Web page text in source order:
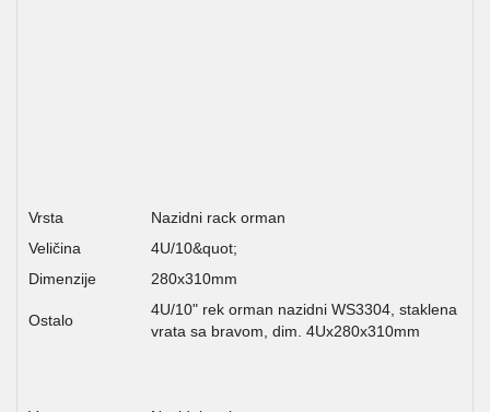
Vrsta
Nazidni rack orman
Veličina
4U/10&quot;
Dimenzije
280x310mm
Ostalo
4U/10" rek orman nazidni WS3304, staklena
vrata sa bravom, dim. 4Ux280x310mm